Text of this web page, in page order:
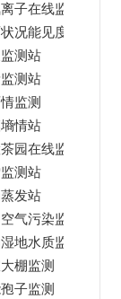
子在线监测
况能见度监测
测站
测站
监测
情站
园在线监测
测站
发站
气污染监测
地水质监测
棚监测
子监测